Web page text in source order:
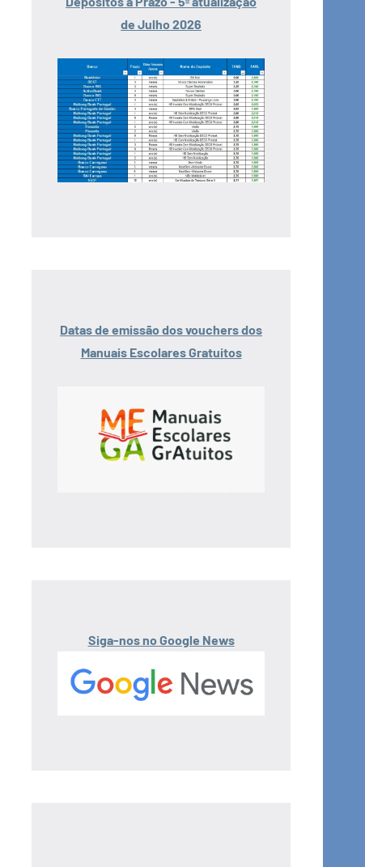
de Julho 2026
Datas de emissão dos vouchers dos
Manuais Escolares Gratuitos
Siga-nos no Google News